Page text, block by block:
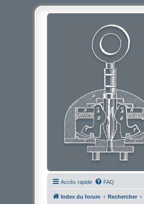
Accès rapide FAQ
Index du forum Rechercher